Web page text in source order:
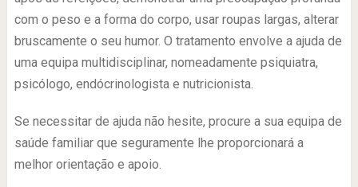
com o peso e a forma do corpo, usar roupas largas, alterar
bruscamente o seu humor. O tratamento envolve a ajuda de
uma equipa multidisciplinar, nomeadamente psiquiatra,
psicólogo, endócrinologista e nutricionista.
Se necessitar de ajuda não hesite, procure a sua equipa de
saúde familiar que seguramente lhe proporcionará a
melhor orientação e apoio.